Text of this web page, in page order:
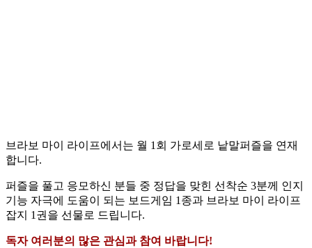
브라보 마이 라이프에서는 월 1회 가로세로 낱말퍼즐을 연재
합니다.
퍼즐을 풀고 응모하신 분들 중 정답을 맞힌 선착순 3분께 인지
기능 자극에 도움이 되는 보드게임 1종과 브라보 마이 라이프
잡지 1권을 선물로 드립니다.
독자 여러분의 많은 관심과 참여 바랍니다!